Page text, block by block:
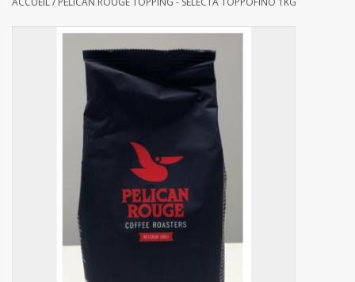
Biscuits apéritifs / Snacks salés
Bonbons pour la bonbonnière
Rouleaux de caisse thermiques